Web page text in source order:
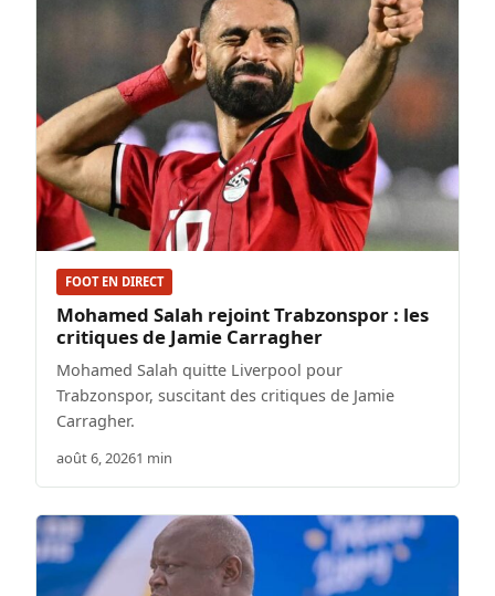
FOOT EN DIRECT
Mohamed Salah rejoint Trabzonspor : les
critiques de Jamie Carragher
Mohamed Salah quitte Liverpool pour
Trabzonspor, suscitant des critiques de Jamie
Carragher.
août 6, 20261 min